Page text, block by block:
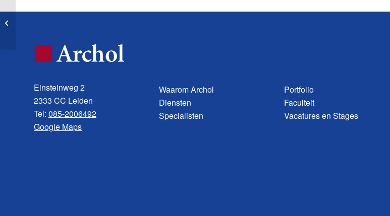
Einsteinweg 2
2333 CC Leiden
Tel: 085-2006492
Google Maps
Waarom Archol
Diensten
Specialisten
Portfolio
Faculteit
Vacatures en Stages